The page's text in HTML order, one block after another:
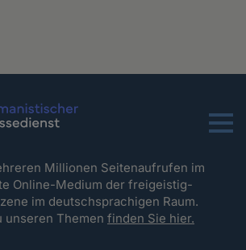
Menu
Millionen Seitenaufrufen im
Online-Medium der freigeistig-
im deutschsprachigen Raum.
unseren Themenfinden Sie hier.